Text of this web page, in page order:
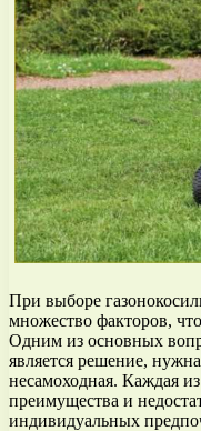
При выборе
множество факторов,
Одним из основных
является решение,
несамоходная. Каждая
преимущества и
индивидуальных